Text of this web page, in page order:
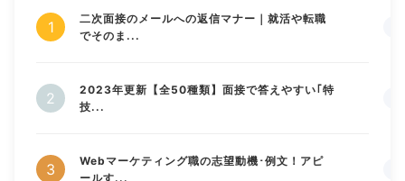
二次面接のメールへの返信マナー｜就活や転職
でそのま...
2023年更新【全50種類】面接で答えやすい｢特
技...
Webマーケティング職の志望動機･例文！アピ
ールす...